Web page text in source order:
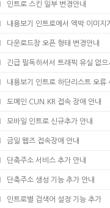
인트로 스킨 일부 변경안내
내용보기 인트로에서 엑박 이미지
다운로드창 오픈 형태 변경안내
긴급 필독하셔서 트래픽 유실 없
내용보기 인트로 하단리스트 오류
도메인 CUN.KR 접속 장애 안내
모바일 인트로 신규추가 안내
금일 웹즈 접속장애 안내
단축주소 서비스 추가 안내
단축주소 생성 기능 추가 안내
인트로별 검색어 설정 기능 추가